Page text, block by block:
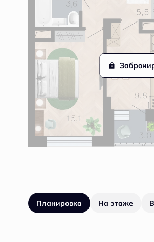
Планировка На этаже